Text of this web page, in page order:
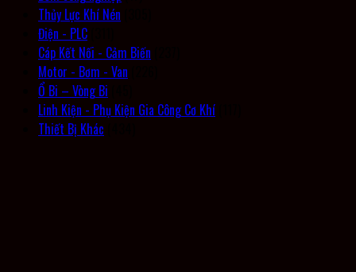
Thủy Lực Khí Nén
Điện - PLC
Cáp Kết Nối - Cảm Biến
Motor - Bơm - Van
Ổ Bi – Vòng Bi
Linh Kiện - Phụ Kiện Gia Công Cơ Khí
Thiết Bị Khác